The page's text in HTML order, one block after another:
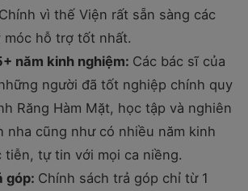
vì thế Viện rất sẵn sàng các
móc hỗ trợ tốt nhất.
năm kinh nghiệm: Các bác sĩ của
người đã tốt nghiệp chính quy
Răng Hàm Mặt, học tập và nghiên
nha cũng như có nhiều năm kinh
tiễn, tự tin với mọi ca niềng.
góp: Chính sách trả góp chỉ từ 1